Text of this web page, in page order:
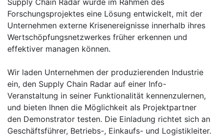
Supply Chain Radar wurde im Rahmen des
Forschungsprojektes eine Lösung entwickelt, mit der
Unternehmen externe Krisenereignisse innerhalb ihres
Wertschöpfungsnetzwerkes früher erkennen und
effektiver managen können.
Wir laden Unternehmen der produzierenden Industrie
ein, den Supply Chain Radar auf einer Info-
Veranstaltung in seiner Funktionalität kennenzulernen,
und bieten Ihnen die Möglichkeit als Projektpartner
den Demonstrator testen. Die Einladung richtet sich an
Geschäftsführer, Betriebs-, Einkaufs- und Logistikleiter.